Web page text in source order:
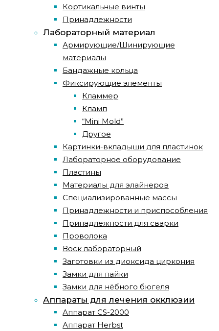
Кортикальные винты
Принадлежности
Лабораторный материал
Армирующие/Шинирующие
материалы
Бандажные кольца
Фиксирующие элементы
Кламмер
Кламп
“Mini Mold”
Другое
Картинки-вкладыши для пластинок
Лабораторное оборудование
Пластины
Материалы для элайнеров
Специализированные массы
Принадлежности и приспособления
Принадлежности для сварки
Проволока
Воск лабораторный
Заготовки из диоксида циркония
Замки для пайки
Замки для нёбного бюгеля
Аппараты для лечения окклюзии
Аппарат CS-2000
Аппарат Herbst